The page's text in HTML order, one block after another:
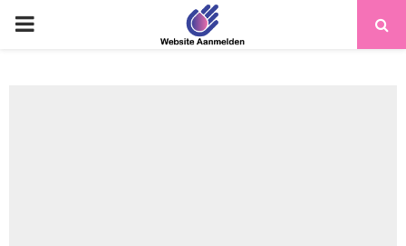
PRIMARY